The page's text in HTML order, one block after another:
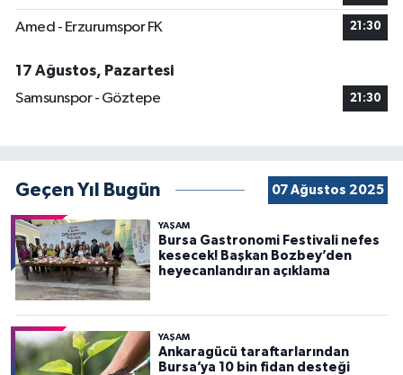
Amed - Erzurumspor FK 21:30
17 Ağustos, Pazartesi
Samsunspor - Göztepe
21:30
Geçen Yıl Bugün 07 Ağustos 2025
YAŞAM
Bursa Gastronomi Festivali nefes
kesecek! Başkan Bozbey’den
heyecanlandıran açıklama
YAŞAM
Ankaragücü taraftarlarından
Bursa’ya 10 bin fidan desteği